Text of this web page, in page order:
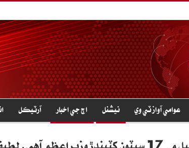
عوامي آواز ٽي وي نيشنل اڄ جي اخبار آرٽيڪل